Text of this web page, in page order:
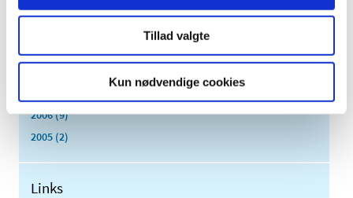
Tillad valgte
Kun nødvendige cookies
2006 (9)
2005 (2)
Links